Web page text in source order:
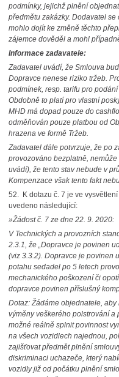
podmínky, jejichž plnění
předmětu zakázky. Dodavatel
mohlo dojít ke změně těchto
zájemce dověděl a mohl
Informace zadavatele:
Zadavatel uvádí, že Smlouva
Dopravce nenese riziko tržeb.
podmínek, resp. tarifu pro
Obdobně to platí pro vlastní
MHD má dopad pouze do
odměňován pouze platbou od
hrazena ve formě Tržeb.
Zadavatel dále potvrzuje, že po
provozováno bezplatně,
uvádí), že tento stav nebude v
Kompenzace však tento fakt
52. K dotazu č. 7 je ve
uvedeno následující:
»Žádost č. 7 ze dne 22. 9. 2020:
V Technických a provozních
2.3.1, že „Dopravce je povinen
(viz 3.3.2). Dopravce je povinen
potahu sedadel po 5 letech
mechanického poškození či
dopravce povinen příslušný
Dotaz: Žádáme objednatele,
výměny veškerého polstrování
možné reálně splnit povinnost
na všech vozidlech najednou,
zajišťovat předmět plnění
diskriminaci uchazeče, který
vozidly již od počátku plnění